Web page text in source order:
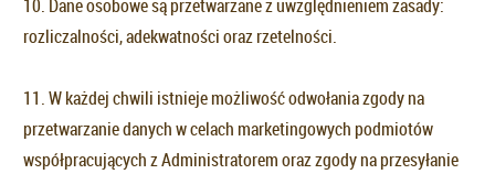
10. Dane osobowe są przetwarzane z uwzględnieniem zasady:
rozliczalności, adekwatności oraz rzetelności.
11. W każdej chwili istnieje możliwość odwołania zgody na
przetwarzanie danych w celach marketingowych podmiotów
współpracujących z Administratorem oraz zgody na przesyłanie